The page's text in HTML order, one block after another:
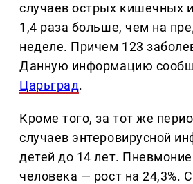
случаев острых кишечных
1,4 раза больше, чем на
неделе. Причем 123
Данную информацию
Царьград.
Кроме того, за тот же
случаев энтеровирусной
детей до 14 лет.
человека — рост на 24,3%.